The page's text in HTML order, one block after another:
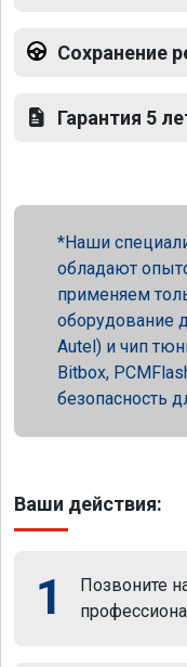
Сохранение
Гарантия 5
Наши
обладают
применяем
оборудование
Autel) и чип
Bitbox,
безопасность
Ваши действия:
1 Позвоните